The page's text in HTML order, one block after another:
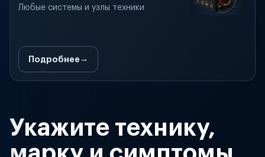
Любые системы и узлы техники
Подробнее
Укажите технику,